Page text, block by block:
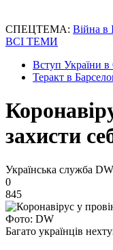
СПЕЦТЕМА: Війна в
ВСІ ТЕМИ
Вступ України
Теракт в
захисти
Українська служба
0
845
Фото: DW
Багато українців